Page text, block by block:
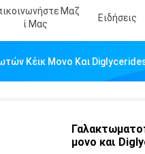
Μαζ
Ί Μας
Ειδήσεις
Κέικ Μονο Και
μονο και